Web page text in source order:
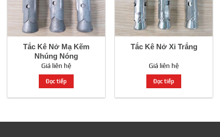
Tắc Kê Nở Mạ Kẽm
Nhúng Nóng
Giá liên hệ
Đọc tiếp
Tắc Kê Nở Xi Trắng
Giá liên hệ
Đọc tiếp